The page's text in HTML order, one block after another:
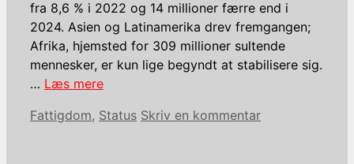
fra 8,6 % i 2022 og 14 millioner færre end i
2024. Asien og Latinamerika drev fremgangen;
Afrika, hjemsted for 309 millioner sultende
mennesker, er kun lige begyndt at stabilisere sig.
… Læs mere
Kategorier
Fattigdom, Status Skriv en kommentar